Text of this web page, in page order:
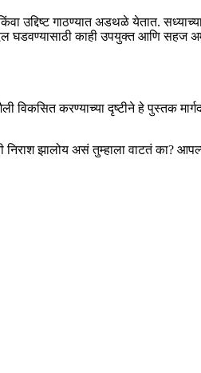
उद्दिष्ट गाठण्यात अडथळे येतात.
काही उपयुक्त आणि सहज
करण्याच्या दृष्टीने हे पुस्तक
झालोय असं तुम्हाला वाटतं का?